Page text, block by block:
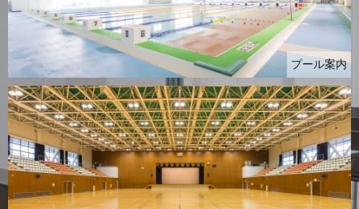
プール案内